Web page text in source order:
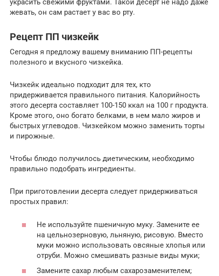
украсить свежими фруктами. Такой десерт не надо даже
жевать, он сам растает у вас во рту.
Рецепт ПП чизкейк
Сегодня я предложу вашему вниманию ПП-рецепты
полезного и вкусного чизкейка.
Чизкейк идеально подходит для тех, кто
придерживается правильного питания. Калорийность
этого десерта составляет 100-150 ккал на 100 г продукта.
Кроме этого, оно богато белками, в нем мало жиров и
быстрых углеводов. Чизкейком можно заменить торты
и пирожные.
Чтобы блюдо получилось диетическим, необходимо
правильно подобрать ингредиенты.
При приготовлении десерта следует придерживаться
простых правил:
Не используйте пшеничную муку. Замените ее
на цельнозерновую, льняную, рисовую. Вместо
муки можно использовать овсяные хлопья или
отруби. Можно смешивать разные виды муки;
Замените сахар любым сахарозаменителем;